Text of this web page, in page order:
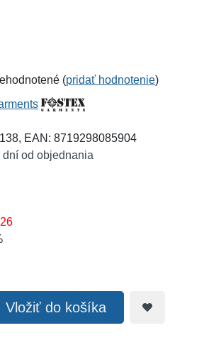
(pridať hodnotenie)
EAN: 8719298085904
dní od objednania
Vložiť do košíka